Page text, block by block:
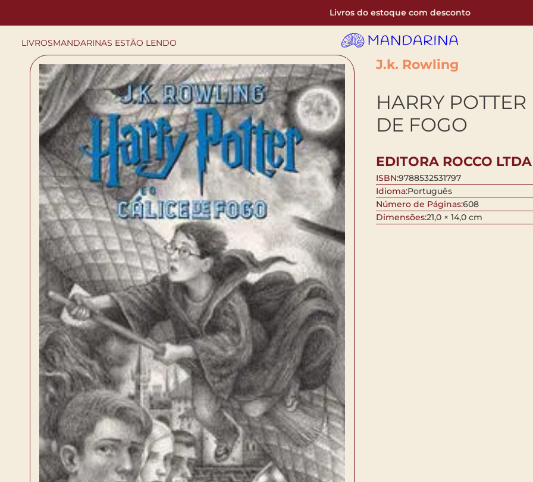
Livros do estoque com desconto
LIVROSMANDARINAS ESTÃO LENDO
J.k. Rowling
HARRY
DE FOGO
EDITORA ROCCO LTDA
ISBN:9788532531797
Idioma:Português
Número de Páginas:608
Dimensões:21,0 × 14,0 cm